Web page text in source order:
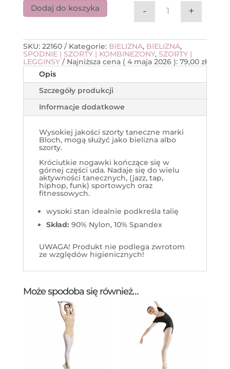
ilość Szorty
- +
Dodaj do koszyka
SKU: 22160 Kategorie: BIELIZNA, BIELIZNA,
SPODNIE | SZORTY | KOMBINEZONY, SZORTY |
LEGGINSY
Najniższa cena ( 4 maja 2026): 79,00 zł
Opis
Szczegóły produkcji
Informacje dodatkowe
Wysokiej jakości szorty taneczne marki
Bloch, mogą służyć jako bielizna albo
szorty.
Króciutkie nogawki kończące się w
górnej części uda. Nadaje się do wielu
aktywności tanecznych, (jazz, tap,
hiphop, funk) sportowych oraz
fitnessowych.
wysoki stan idealnie podkreśla talię
Skład: 90% Nylon, 10% Spandex
UWAGA! Produkt nie podlega zwrotom
ze względów higienicznych!
Może spodoba się również…